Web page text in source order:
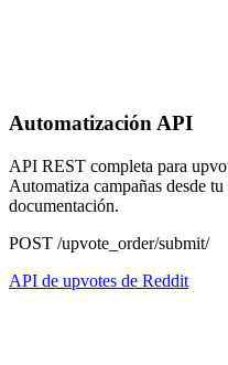
Automatización API
API REST completa para
Automatiza campañas desde
documentación.
POST /upvote_order/submit/
API de upvotes de Reddit